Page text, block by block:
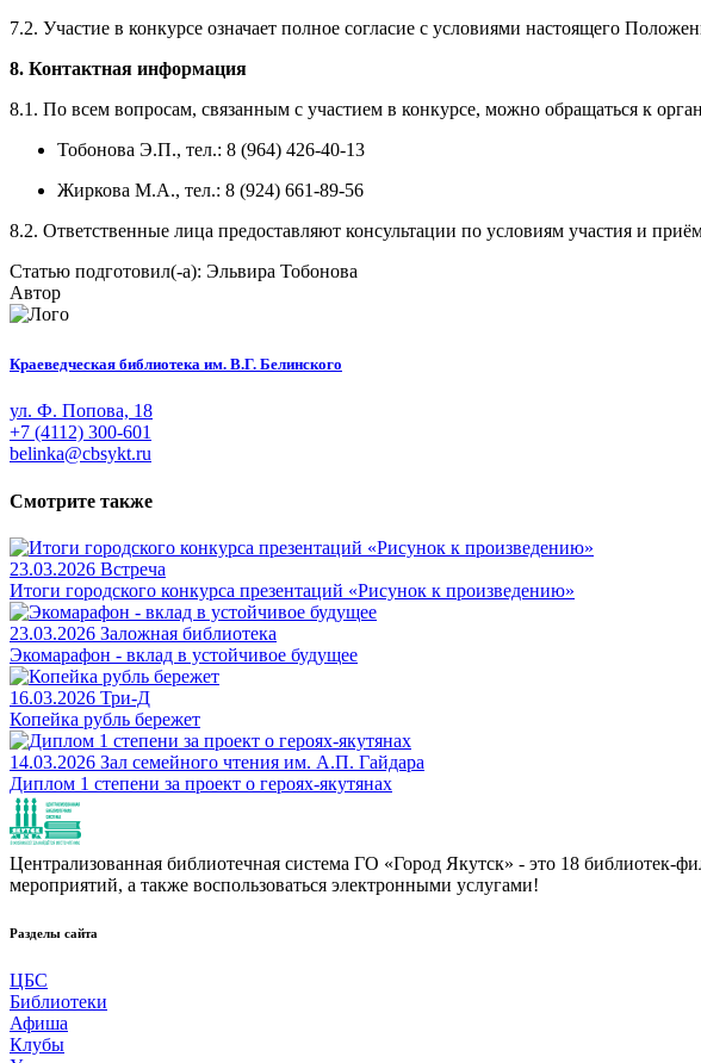
7.2. Участие в конкурсе означает полное согласие с условиями настоящего
8. Контактная информация
8.1. По всем вопросам, связанным с участием в конкурсе, можно обращаться к
Тобонова Э.П., тел.: 8 (964) 426-40-13
Жиркова М.А., тел.: 8 (924) 661-89-56
8.2. Ответственные лица предоставляют консультации по условиям участия и
Статью подготовил(-а): Эльвира Тобонова
Автор
Краеведческая библиотека им. В.Г. Белинского
ул. Ф. Попова, 18
+7 (4112) 300-601
belinka@cbsykt.ru
Смотрите также
23.03.2026 Встреча
Итоги городского конкурса презентаций «Рисунок к произведению»
23.03.2026 Заложная библиотека
Экомарафон - вклад в устойчивое будущее
16.03.2026 Три-Д
Копейка рубль бережет
14.03.2026 Зал семейного чтения им. А.П. Гайдара
Диплом 1 степени за проект о героях-якутянах
Централизованная библиотечная система ГО «Город Якутск» - это 18 библиотек-
мероприятий, а также воспользоваться электронными услугами!
Разделы сайта
ЦБС
Библиотеки
Афиша
Клубы